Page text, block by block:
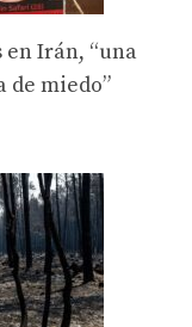
en Irán, “una
de miedo”